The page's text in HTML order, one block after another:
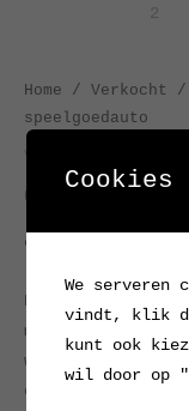
Home / Verkocht
speelgoedauto
Oude
occasion
Het lag niet
maar nu
we hebben een
en die moet
Cookies
We
vindt, klik
kunt ook
wil door op